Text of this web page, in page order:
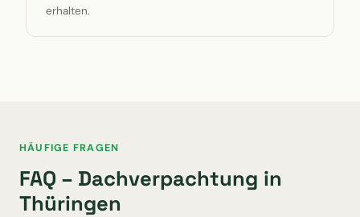
erhalten.
HÄUFIGE FRAGEN
FAQ – Dachverpachtung in
Thüringen